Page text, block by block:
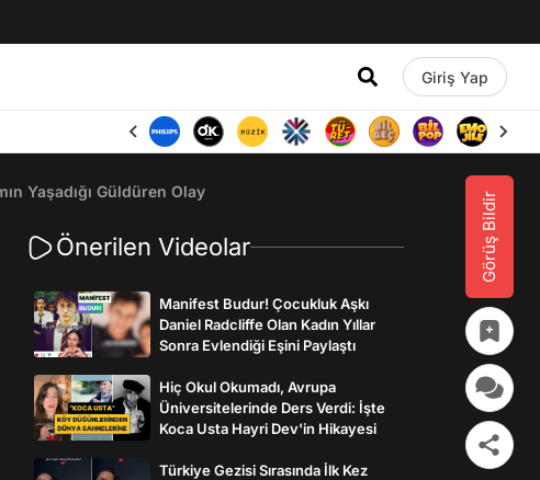
Giriş Yap
Görüş Bildir
Yaşadığı Güldüren Olay
Önerilen Videolar
Manifest Budur! Çocukluk Aşkı
Daniel Radcliffe Olan Kadın Yıllar
Sonra Evlendiği Eşini Paylaştı
Hiç Okul Okumadı, Avrupa
Üniversitelerinde Ders Verdi: İşte
Koca Usta Hayri Dev'in Hikayesi
Türkiye Gezisi Sırasında İlk Kez